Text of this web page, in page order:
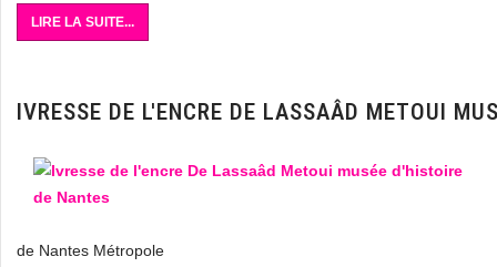
LIRE LA SUITE...
IVRESSE DE L'ENCRE DE LASSAÂD METOUI
de Nantes Métropole